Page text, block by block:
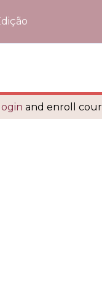
Alma ⟡ 2º Edição
login and enroll